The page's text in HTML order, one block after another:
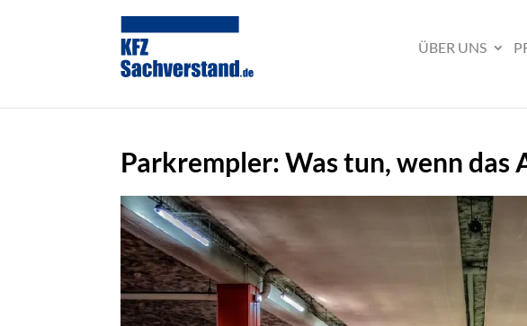
ÜBER UNS
Parkrempler: Was tun, wenn das